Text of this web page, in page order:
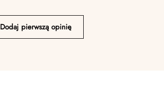
Dodaj pierwszą opinię